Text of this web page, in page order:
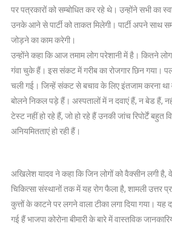
पर पत्रकारों को सम्बोधित कर रहे थे। उन्होंने सभी का
उनके आने से पार्टी को ताकत मिलेगी। पार्टी अपने साथ
जोड़ने का काम करेगी।
उन्होंने कहा कि आज तमाम लोग परेशानी में है। कितने
गंवा चुके हैं। इस संकट में गरीब का रोजगार छिन गया।
चली गई। जिन्हें संकट से बचाव के लिए इंतजाम करना
बोलने निकल पड़े हैं। अस्पतालों में न दवाएं हैं, न बेड हैं,
टेस्ट नहीं हो रहे हैं, जो हो रहे हैं उनकी जांच रिपोर्टें बहुत
अनियमितताएं हो रही हैं।
अखिलेश यादव ने कहा कि जिन लोगों को वैक्सीन लगी है,
चिकित्सा संस्थानों तक में यह रोग फैला है, शामली उत्तर
कुत्तों के काटने पर लगने वाला टीका लगा दिया गया। यह
गई हैं भाजपा कोरोना बीमारी के बारे में वास्तविक